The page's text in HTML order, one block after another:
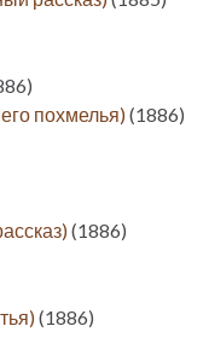
похмелья)(1886)
(1886)
(1886)